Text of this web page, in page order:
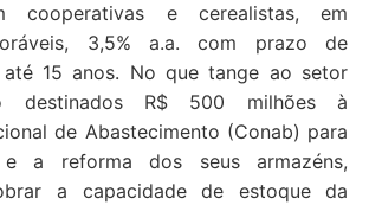
cooperativas e cerealistas, em
3,5% a.a. com prazo de
15 anos. No que tange ao setor
destinados R$ 500 milhões à
de Abastecimento (Conab) para
a reforma dos seus armazéns,
a capacidade de estoque da